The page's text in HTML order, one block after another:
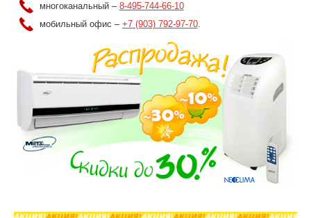
многоканальный – 8-495-744-66-10
мобильный офис – +7 (903) 792-97-70.